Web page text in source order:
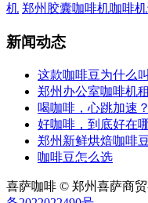
机 郑州胶囊咖啡机咖啡
新闻动态
这款咖啡豆为什么
郑州办公室咖啡机
喝咖啡，心跳加速？
好咖啡，到底好在
郑州新鲜烘焙咖啡
咖啡豆怎么选
喜萨咖啡 © 郑州喜萨商贸